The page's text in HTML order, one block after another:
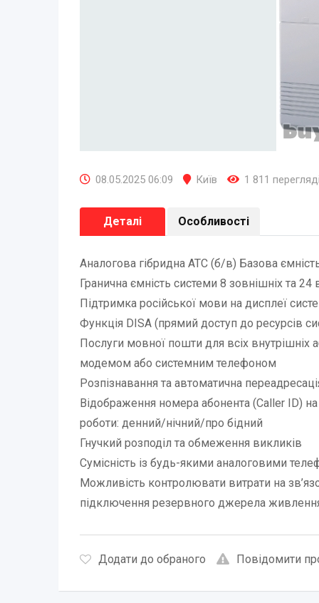
08.05.2025 06:09 Київ 1 811
Деталі Особливості
Аналогова гібридна АТС (б/в) Базова
Гранична ємність системи 8 зовнішніх та 24
Підтримка російської мови на дисплеї
Функція DISA (прямий доступ до ресурсів
Послуги мовної пошти для всіх внутрішніх
модемом або системним телефоном
Розпізнавання та автоматична
Відображення номера абонента (Caller ID)
роботи: денний/нічний/про бідний
Гнучкий розподіл та обмеження викликів
Сумісність із будь-якими аналоговими
Можливість контролювати витрати на
підключення резервного джерела
Додати до обраного Повідомити